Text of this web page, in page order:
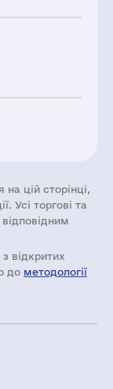
цій сторінці,
Усі торгові та
відкритих
до методології